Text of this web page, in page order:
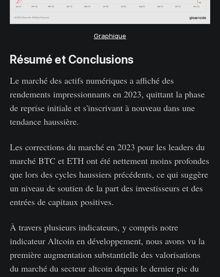
Graphique
Résumé et Conclusions
Le marché des actifs numériques a affiché des
rendements impressionnants en 2023, quittant la phase
de reprise initiale et s'inscrivant à nouveau dans une
tendance haussière.
Les corrections du marché en 2023 pour les leaders du
marché BTC et ETH ont été nettement moins profondes
que lors des cycles haussiers précédents, ce qui suggère
un niveau de soutien de la part des investisseurs et des
entrées de capitaux positives.
À travers plusieurs indicateurs, y compris notre
indicateur Altcoin en développement, nous avons vu la
première augmentation substantielle des valorisations
du marché du secteur altcoin depuis le dernier pic du